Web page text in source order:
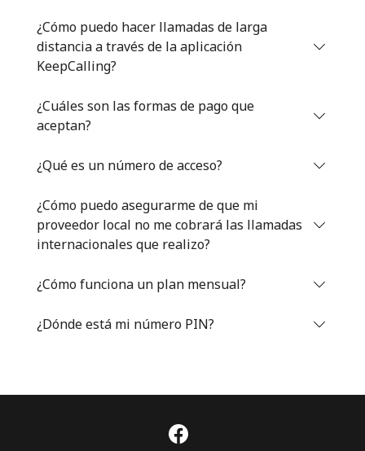
¿Olvidaste tu contraseña? →
Iniciar Sesión
¿Cómo puedo hacer llamadas de larga
distancia a través de la aplicación
KeepCalling?
¿Cuáles son las formas de pago que
aceptan?
¿Qué es un número de acceso?
¿Cómo puedo asegurarme de que mi
proveedor local no me cobrará las llamadas
internacionales que realizo?
¿Cómo funciona un plan mensual?
¿Dónde está mi número PIN?